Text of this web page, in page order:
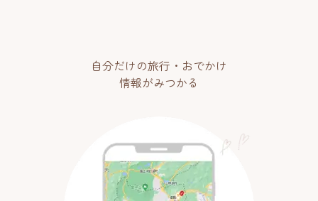
自分だけの旅行・おでかけ
情報がみつかる